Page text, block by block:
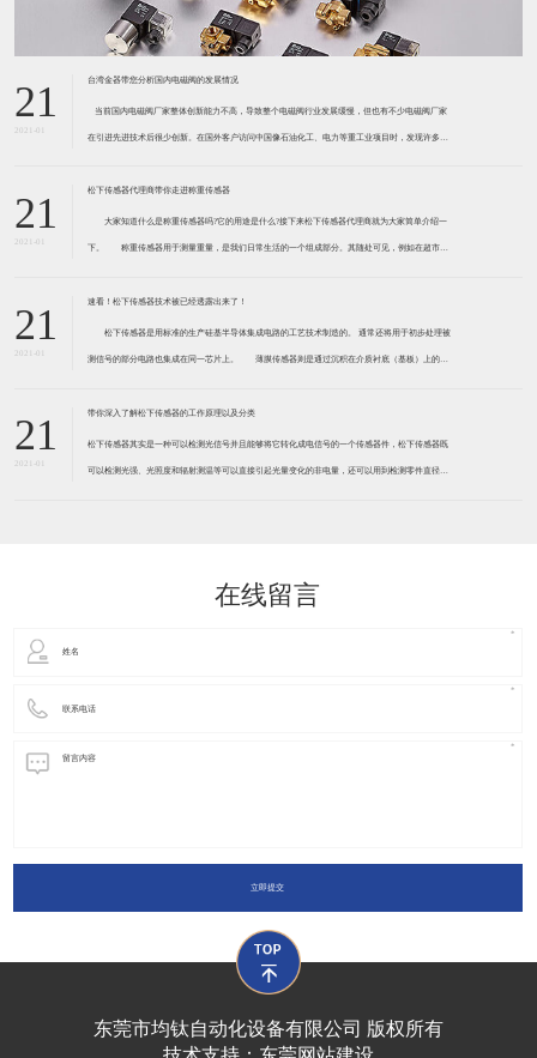
21
2021-01
台湾金器带您分析国内电磁阀的发展情况
​ 当前国内电磁阀厂家整体创新能力不高，导致整个电磁阀行业发展缓慢，但也有不少电磁阀厂家
在引进先进技术后很少创新。在国外客户访问中国像石油化工、电力等重工业项目时，发现许多项
21
2021-01
松下传感器代理商带你走进称重传感器
大家知道什么是称重传感器吗?它的用途是什么?接下来松下传感器代理商就为大家简单介绍一
下。 称重传感器用于测量重量，是我们日常生活的一个组成部分。其随处可见，例如在超市柜
带有应变片的弹性体组成。弹性体通常由钢
21
2021-01
速看！松下传感器技术被已经透露出来了！
松下传感器是用标准的生产硅基半导体集成电路的工艺技术制造的。 通常还将用于初步处理被
测信号的部分电路也集成在同一芯片上。 薄膜传感器则是通过沉积在介质衬底（基板）上的，
器是利用相应材料的浆料，涂覆在陶瓷基片上
21
2021-01
带你深入了解松下传感器的工作原理以及分类
松下传感器其实是一种可以检测光信号并且能够将它转化成电信号的一个传感器件，松下传感器既
可以检测光强、光照度和辐射测温等可以直接引起光量变化的非电量，还可以用到检测零件直径、
在线留言
立即提交
东莞市均钛自动化设备有限公司 版权所有